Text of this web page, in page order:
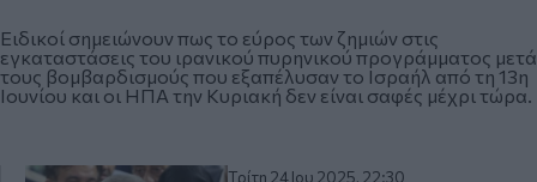
Ειδικοί σημειώνουν πως το εύρος των ζημιών στις
εγκαταστάσεις του ιρανικού πυρηνικού προγράμματος μετά
τους βομβαρδισμούς που εξαπέλυσαν το Ισραήλ από τη 13η
Ιουνίου και οι ΗΠΑ την Κυριακή δεν είναι σαφές μέχρι τώρα.
Τρίτη 24 Ιου 2025, 22:30